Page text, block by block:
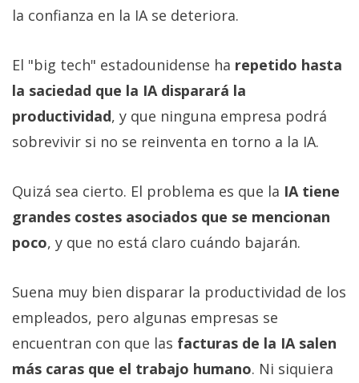
la confianza en la IA se deteriora.
El "big tech" estadounidense ha repetido hasta
la saciedad que la IA disparará la
productividad, y que ninguna empresa podrá
sobrevivir si no se reinventa en torno a la IA.
Quizá sea cierto. El problema es que la IA tiene
grandes costes asociados que se mencionan
poco, y que no está claro cuándo bajarán.
Suena muy bien disparar la productividad de los
empleados, pero algunas empresas se
encuentran con que las facturas de la IA salen
más caras que el trabajo humano. Ni siquiera